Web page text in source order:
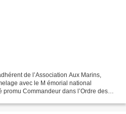
de l’Association Aux Marins,
avec le M émorial national
Commandeur dans l’Ordre des